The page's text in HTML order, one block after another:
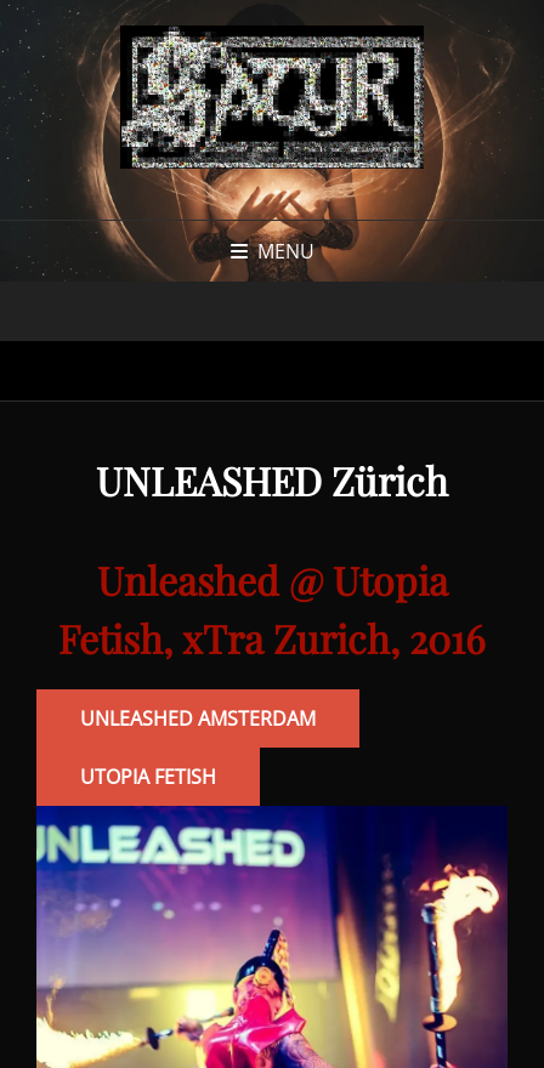
MENU
UNLEASHED Zürich
Unleashed @ Utopia
Fetish, xTra Zurich, 2016
UNLEASHED AMSTERDAM
UTOPIA FETISH